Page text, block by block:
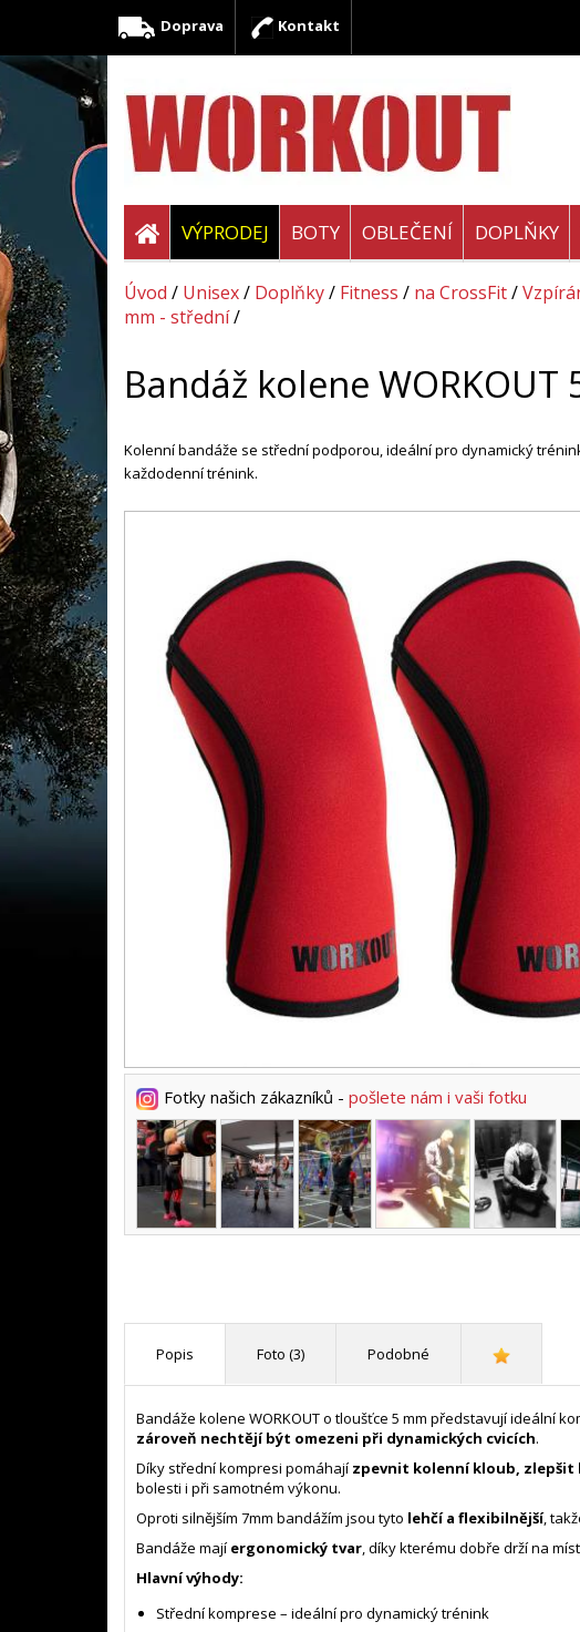
Doprava Kontakt
VÝPRODEJ BOTY OBLEČENÍ DOPLŇKY
Úvod / Unisex/ Doplňky/ Fitness / na CrossFit/
mm - střední/
Bandáž kolene
Kolenní bandáže se střední podporou, ideální pro dynamický
každodenní trénink.
Fotky našich zákazníků - pošlete nám i vaši fotku
Popis Foto (3) Podobné
Bandáže kolene WORKOUT o tloušťce 5 mm představují ideální
zároveň nechtějí být omezeni při dynamických cvicích.
Díky střední kompresi pomáhají zpevnit kolenní kloub, zlepšit
bolesti i při samotném výkonu.
Oproti silnějším 7mm bandážím jsou tyto lehčí a flexibilnější,
Bandáže mají ergonomický tvar , díky kterému dobře drží na
Hlavní výhody:
Střední komprese – ideální pro dynamický trénink